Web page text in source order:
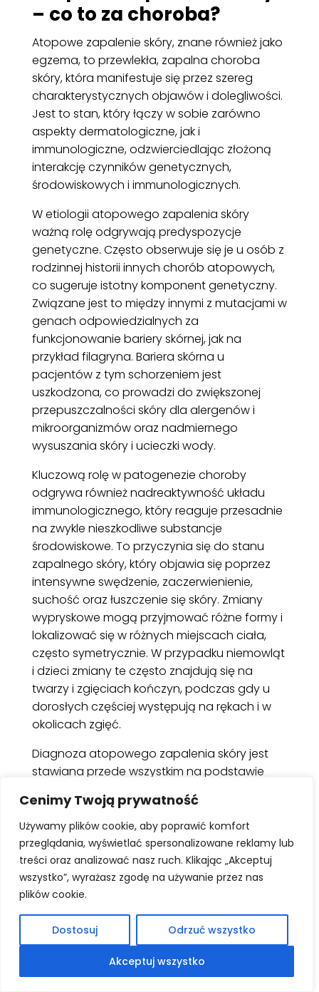
Cenimy Twoją prywatność
Używamy plików cookie, aby poprawić komfort
przeglądania, wyświetlać spersonalizowane reklamy lub
treści oraz analizować nasz ruch. Klikając „Akceptuj
wszystko”, wyrażasz zgodę na używanie przez nas
plików cookie.
Dostosuj Odrzuć wszystko
Akceptuj wszystko
– co to za choroba?
Atopowe zapalenie skóry, znane również jako
egzema, to przewlekła, zapalna choroba
skóry, która manifestuje się przez szereg
charakterystycznych objawów i dolegliwości.
Jest to stan, który łączy w sobie zarówno
aspekty dermatologiczne, jak i
immunologiczne, odzwierciedlając złożoną
interakcję czynników genetycznych,
środowiskowych i immunologicznych.
W etiologii atopowego zapalenia skóry
ważną rolę odgrywają predyspozycje
genetyczne. Często obserwuje się je u osób z
rodzinnej historii innych chorób atopowych,
co sugeruje istotny komponent genetyczny.
Związane jest to między innymi z mutacjami w
genach odpowiedzialnych za
funkcjonowanie bariery skórnej, jak na
przykład filagryna. Bariera skórna u
pacjentów z tym schorzeniem jest
uszkodzona, co prowadzi do zwiększonej
przepuszczalności skóry dla alergenów i
mikroorganizmów oraz nadmiernego
wysuszania skóry i ucieczki wody.
Kluczową rolę w patogenezie choroby
odgrywa również nadreaktywność układu
immunologicznego, który reaguje przesadnie
na zwykle nieszkodliwe substancje
środowiskowe. To przyczynia się do stanu
zapalnego skóry, który objawia się poprzez
intensywne swędzenie, zaczerwienienie,
suchość oraz łuszczenie się skóry. Zmiany
wypryskowe mogą przyjmować różne formy i
lokalizować się w różnych miejscach ciała,
często symetrycznie. W przypadku niemowląt
i dzieci zmiany te często znajdują się na
twarzy i zgięciach kończyn, podczas gdy u
dorosłych częściej występują na rękach i w
okolicach zgięć.
Diagnoza atopowego zapalenia skóry jest
stawiana przede wszystkim na podstawie
Leczenie wymaga holistycznego podejścia, w
tym częstego nawilżania skóry, unikania
czynników wyzwalających, takich jak
alergeny, stres, czy drażniące substancje, a
także stosowania miejscowych
kortykosteroidów lub inhibitorów kalcineuryny
w okresach zaostrzeń. W cięższych
przypadkach konieczne może być leczenie
systemowe, obejmujące terapie
immunosupresyjne, biologiczne lub